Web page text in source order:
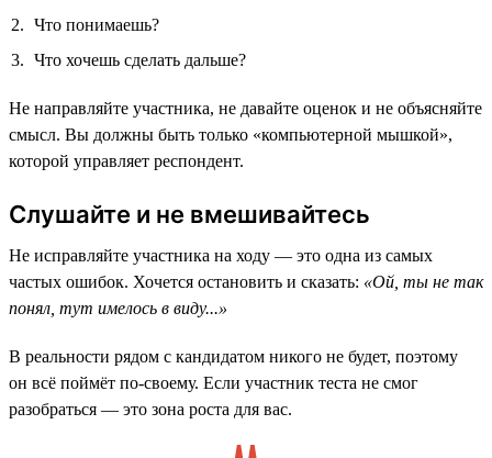
Что понимаешь?
Что хочешь сделать дальше?
Не направляйте участника, не давайте оценок и не объясняйте
смысл. Вы должны быть только «компьютерной мышкой»,
которой управляет респондент.
Слушайте и не вмешивайтесь
Не исправляйте участника на ходу — это одна из самых
частых ошибок. Хочется остановить и сказать: «Ой, ты не так
понял, тут имелось в виду...»
В реальности рядом с кандидатом никого не будет, поэтому
он всё поймёт по-своему. Если участник теста не смог
разобраться — это зона роста для вас.